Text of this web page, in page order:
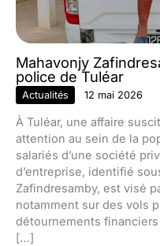
Mahavonjy
police de Tuléar
Actualités 12 mai 2026
À Tuléar, une affaire
attention au sein de la
salariés d’une société
d’entreprise, identifié
Zafindresamby, est visé
notamment sur des vols
détournements
[…]